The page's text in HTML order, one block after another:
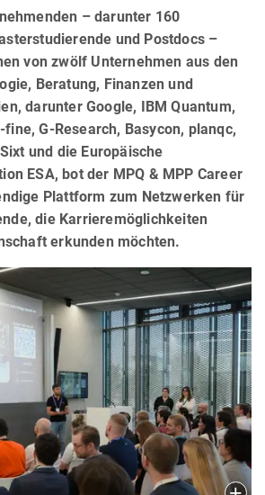
– darunter 160
und Postdocs –
von zwölf Unternehmen aus den
Beratung, Finanzen und
darunter Google, IBM Quantum,
G-Research, Basycon, planqc,
und die Europäische
ESA, bot der MPQ & MPP Career
Plattform zum Netzwerken für
die Karrieremöglichkeiten
erkunden möchten.